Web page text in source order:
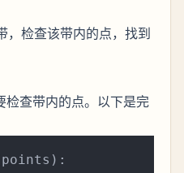
d_R)
，检查该带内的点，找到
检查带内的点。以下是完
points ):